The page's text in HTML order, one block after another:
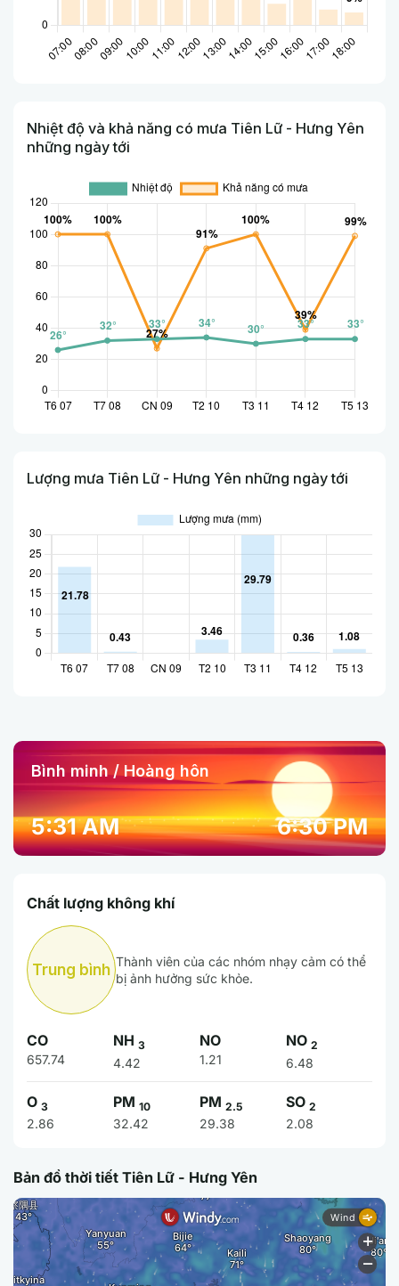
Nhiệt độ và khả năng có mưa Tiên Lữ - Hưng Yên
những ngày tới
Lượng mưa Tiên Lữ - Hưng Yên những ngày tới
Bình minh / Hoàng hôn
5:31 AM 6:30 PM
Chất lượng không khí
Trung bình Thành viên của các nhóm nhạy cảm có thể
bị ảnh hưởng sức khỏe.
CO
657.74
NH 3
4.42
NO
1.21
NO 2
6.48
O 3
2.86
PM 10
32.42
PM 2.5
29.38
SO 2
2.08
Bản đồ thời tiết Tiên Lữ - Hưng Yên